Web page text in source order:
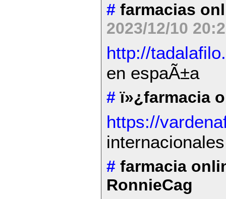
# farmacias
2023/12/10
http://
en espaÃ±a
# ï»¿farmacia
https://
internacionales
# farmacia
RonnieCag